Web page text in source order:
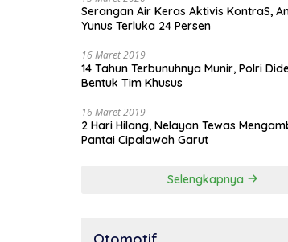
Serangan Air Keras Aktivis KontraS,
Yunus Terluka 24 Persen
16 Maret 2019
14 Tahun Terbunuhnya Munir, Polri
Bentuk Tim Khusus
16 Maret 2019
2 Hari Hilang, Nelayan Tewas
Pantai Cipalawah Garut
Selengkapnya